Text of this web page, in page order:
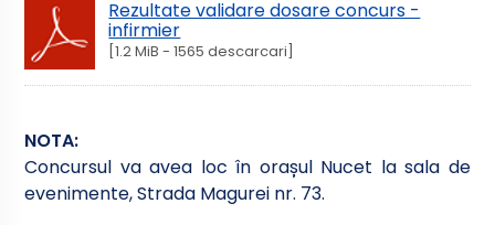
Rezultate validare dosare concurs -
infirmier
[1.2 MiB - 1565 descarcari]
NOTA:
Concursul va avea loc în orașul Nucet la sala de
evenimente, Strada Magurei nr. 73.